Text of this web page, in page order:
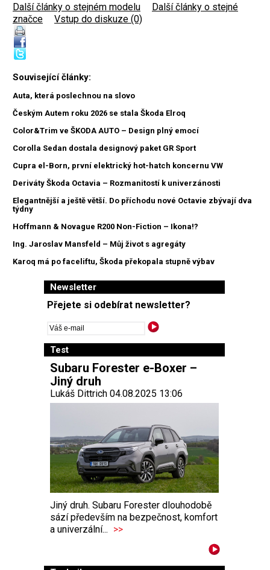
Další články o stejném modelu
Další články o stejné
značce
Vstup do diskuze (0)
Související články:
Auta, která poslechnou na slovo
Českým Autem roku 2026 se stala Škoda Elroq
Color&Trim ve ŠKODA AUTO – Design plný emocí
Corolla Sedan dostala designový paket GR Sport
Cupra el-Born, první elektrický hot-hatch koncernu VW
Deriváty Škoda Octavia – Rozmanitostí k univerzánosti
Elegantnější a ještě větší. Do příchodu nové Octavie zbývají dva
týdny
Hoffmann & Novague R200 Non-Fiction – Ikona!?
Ing. Jaroslav Mansfeld – Můj život s agregáty
Karoq má po faceliftu, Škoda překopala stupně výbav
Newsletter
Přejete si odebírat newsletter?
Test
Subaru Forester e-Boxer –
Jiný druh
Lukáš Dittrich 04.08.2025 13:06
Jiný druh. Subaru Forester dlouhodobě
sází především na bezpečnost, komfort
a univerzální... >>